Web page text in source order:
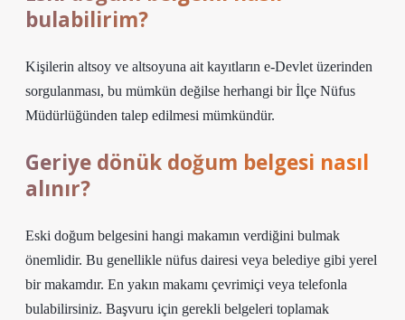
bulabilirim?
Kişilerin altsoy ve altsoyuna ait kayıtların e-Devlet üzerinden
sorgulanması, bu mümkün değilse herhangi bir İlçe Nüfus
Müdürlüğünden talep edilmesi mümkündür.
Geriye dönük doğum belgesi nasıl
alınır?
Eski doğum belgesini hangi makamın verdiğini bulmak
önemlidir. Bu genellikle nüfus dairesi veya belediye gibi yerel
bir makamdır. En yakın makamı çevrimiçi veya telefonla
bulabilirsiniz. Başvuru için gerekli belgeleri toplamak